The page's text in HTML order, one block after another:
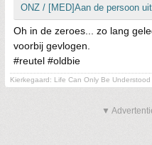
ONZ / [MED]Aan de persoon
Oh in de zeroes... zo lang
voorbij gevlogen.
#reutel #oldbie
Kierkegaard: Life Can Only Be
▼